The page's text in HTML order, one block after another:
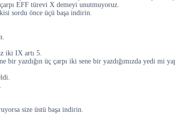
EFF türevi X demeyi unutmuyoruz.
sordu önce üçü başa indirin.
iki IX artı 5.
yazdığın üç çarpı iki sene bir yazdığımızda yedi mi
size üstü başa indirin.